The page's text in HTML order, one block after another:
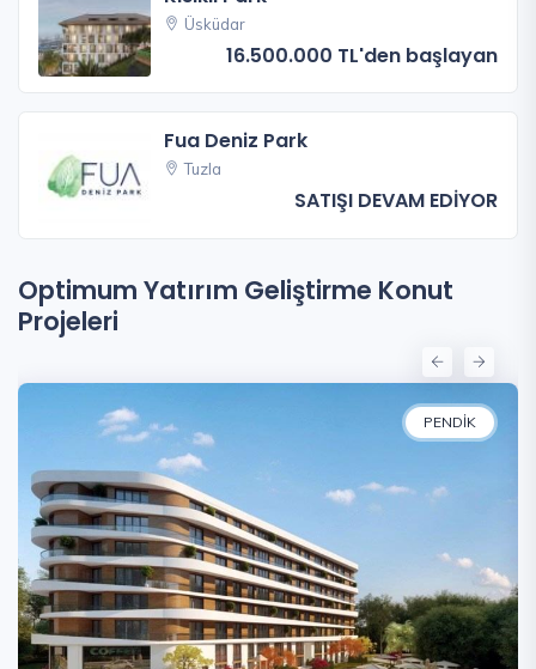
Üsküdar
16.500.000 TL'den başlayan
Fua Deniz Park
Tuzla
SATIŞI DEVAM EDİYOR
Optimum Yatırım Geliştirme Konut
Projeleri
PENDIK